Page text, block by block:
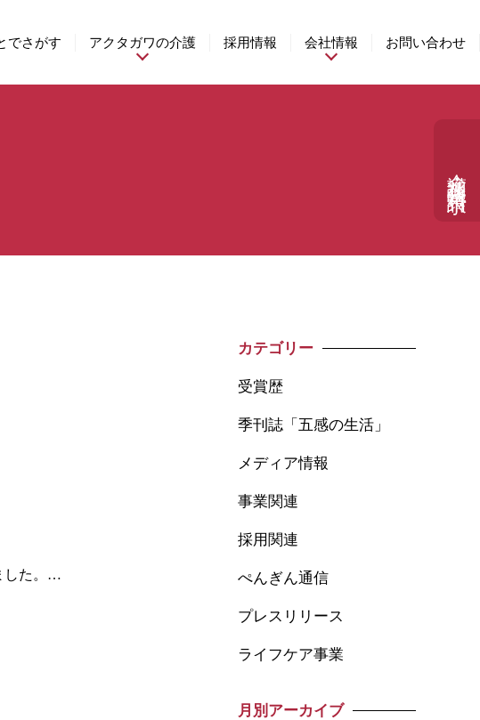
介護相談・資料請求
でさがす アクタガワの介護 採用情報 会社情報 お問い合わせ
した。…
カテゴリー
受賞歴
季刊誌「五感の生活」
メディア情報
事業関連
採用関連
ぺんぎん通信
プレスリリース
ライフケア事業
月別アーカイブ